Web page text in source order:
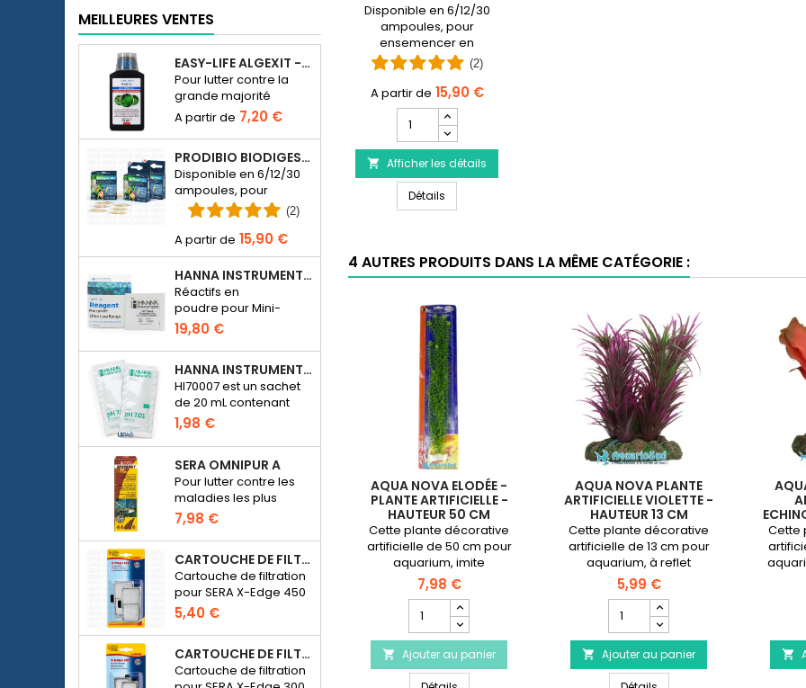
MEILLEURES VENTES
EASY-LIFE ALGEXIT - ANTI-ALGUES POUR AQUARIUM
Pour lutter contre la
grande majorité
d’espèces d’algues
dans l’aquarium d’eau
douce.
7,20 €
PRODIBIO BIODIGEST - 6/12/30 AMPOULES
Disponible en 6/12/30
ampoules, pour
ensemencer en
bactériens un
aquarium d’eau de
mer ou d’eau douce.
(2)
15,90 €
HANNA INSTRUMENTS HI774-25 POUR PHOTOMÈTRE PHOSPHATE HI774
Réactifs en
poudre pour Mini-
photomètre Checker
HC Phosphate
(HI774), 25 tests
19,80 €
HANNA INSTRUMENTS HI70007 - SOLUTION D'ÉTALONNAGE PH 7.01 POUR PH-MÈTRE ÉLECTRONIQUE
HI70007 est un sachet
de 20 mL contenant
une solution d'un pH de
7.01 pour étalonner les
pH-mètres
électroniques
1,98 €
SERA OMNIPUR A
Pour lutter contre les
maladies les plus
courantes des
poissons d’ornement
d’eau douce.
7,98 €
CARTOUCHE DE FILTRATION BLANCHE POUR SERA X-EDGE 450 - 2 PIÈCES
Cartouche de filtration
pour SERA X-Edge 450
5,40 €
CARTOUCHE DE FILTRATION BLANCHE POUR SERA X-EDGE 300 - 2 PIÈCES
Cartouche de filtration
Disponible en 6/12/30
ampoules, pour
ensemencer en
bactériens un aquarium
d’eau de mer ou d’eau
douce.
(2)
15,90 €
quantité
du
produit
PRODIBIO
BioDigest
-
 Afficher les détails
Détails
4 AUTRES PRODUITS DANS LA MÊME CATÉGORIE :
AQUA NOVA ELODÉE -
PLANTE ARTIFICIELLE -
HAUTEUR 50 CM
Cette plante décorative
artificielle de 50 cm pour
aquarium, imite
parfaitement une Elodée à
dominance verte pour
donner de la couleur à
votre aquarium d'eau
douce.
7,98 €
quantité
du
produit
AQUA
 Ajouter au panier
AQUA NOVA PLANTE
ARTIFICIELLE VIOLETTE -
HAUTEUR 13 CM
Cette plante décorative
artificielle de 13 cm pour
aquarium, à reflet
vert/violet, sera idéale pour
servir de cachette pour les
alevins.
5,99 €
quantité
du
produit
AQUA
 Ajouter au panier
Cette
